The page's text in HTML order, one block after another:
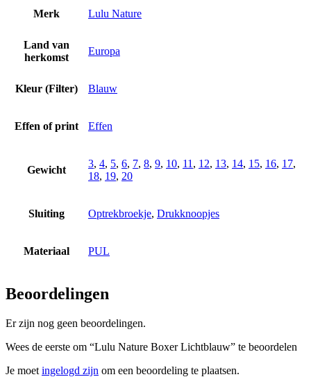
Merk Lulu Nature
Land van
herkomst
Europa
Kleur (Filter) Blauw
Effen of print Effen
Gewicht
3, 4, 5, 6, 7, 8, 9, 10, 11 , 12, 13, 14, 15, 16, 17,
18, 19, 20
Sluiting Optrekbroekje, Drukknoopjes
Materiaal PUL
Beoordelingen
Er zijn nog geen beoordelingen.
Wees de eerste om “Lulu Nature Boxer Lichtblauw” te beoordelen
Je moet ingelogd zijn om een beoordeling te plaatsen.